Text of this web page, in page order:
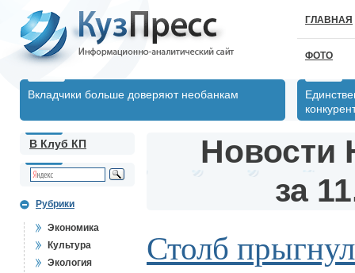
ГЛАВНАЯ
ФОТО
Вкладчики больше доверяют необанкам
В Клуб КП
Рубрики
Экономика
Культура
Экология
Новости
за
Столб